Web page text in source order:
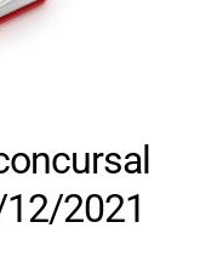
2021